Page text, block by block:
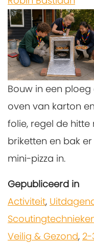
Bouw in een ploeg
oven van karton en
folie, regel de hitte
briketten en bak er
mini-pizza in.
Gepubliceerd in
Activiteit,
Veilig & Gezond, 2-